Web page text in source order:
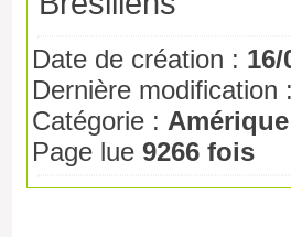
Date de création : 16/
Dernière
Catégorie : Amérique
Page lue 9266 fois